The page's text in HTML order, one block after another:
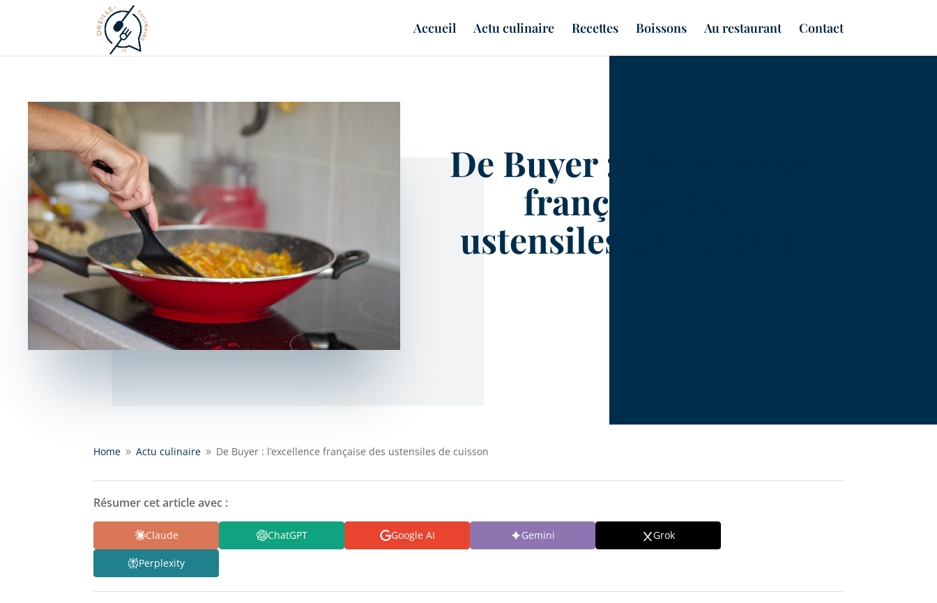
Accueil Actu culinaire Recettes Boissons Au restaurant Contact
De Buyer : l’excellence
française des
ustensiles de cuisson
Home 9 Actu culinaire 9 De Buyer : l’excellence française des ustensiles de cuisson
Résumer cet article avec :
Claude ChatGPT Google AI Gemini Grok
Perplexity